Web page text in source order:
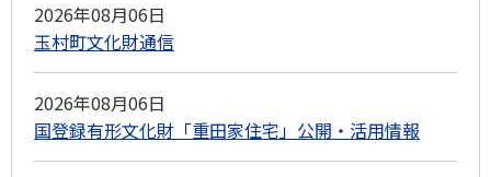
2026年08月06日
玉村町文化財通信
2026年08月06日
国登録有形文化財「重田家住宅」公開・活用情報